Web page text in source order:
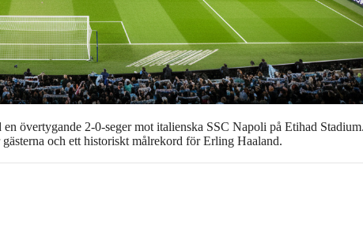
övertygande 2-0-seger mot italienska SSC Napoli på Etihad
och ett historiskt målrekord för Erling Haaland.